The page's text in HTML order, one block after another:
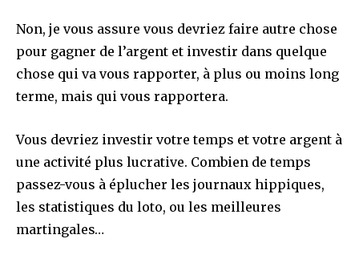
Non, je vous assure vous devriez faire autre chose
pour gagner de l’argent et investir dans quelque
chose qui va vous rapporter, à plus ou moins long
terme, mais qui vous rapportera.
Vous devriez investir votre temps et votre argent à
une activité plus lucrative. Combien de temps
passez-vous à éplucher les journaux hippiques,
les statistiques du loto, ou les meilleures
martingales…